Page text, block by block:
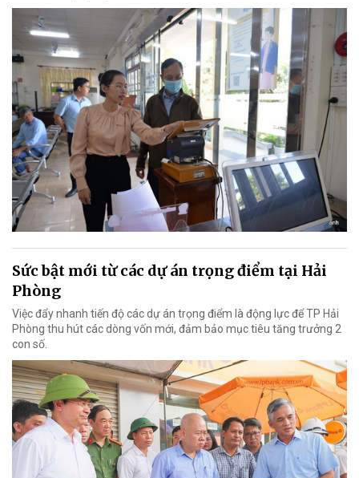
Sức bật mới từ các dự án trọng điểm tại Hải
Phòng
Việc đẩy nhanh tiến độ các dự án trọng điểm là động lực để TP Hải
Phòng thu hút các dòng vốn mới, đảm bảo mục tiêu tăng trưởng 2
con số.